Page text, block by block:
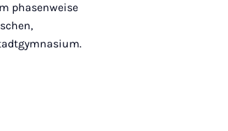
phasenweise